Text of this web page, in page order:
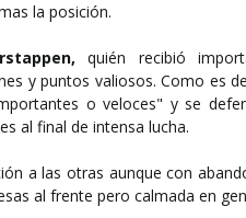
la posición.
quién recibió
y puntos valiosos. Como es
o veloces" y se
al final de intensa lucha.
a las otras aunque con
al frente pero calmada en